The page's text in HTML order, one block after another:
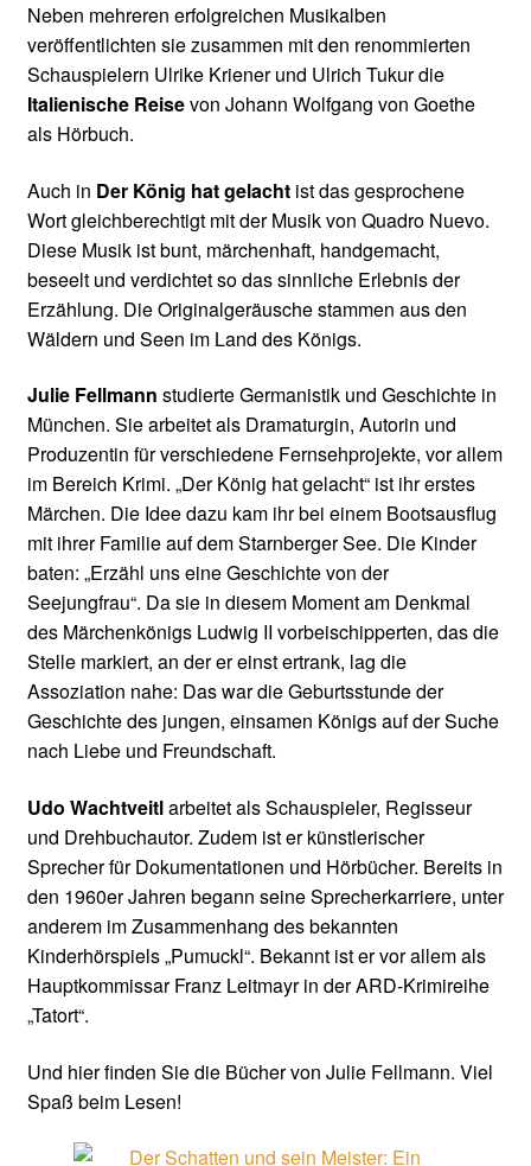
Neben mehreren erfolgreichen Musikalben
veröffentlichten sie zusammen mit den renommierten
Schauspielern Ulrike Kriener und Ulrich Tukur die
Italienische Reisevon Johann Wolfgang von Goethe
als Hörbuch.
Auch in Der König hat gelachtist das gesprochene
Wort gleichberechtigt mit der Musik von Quadro Nuevo.
Diese Musik ist bunt, märchenhaft, handgemacht,
beseelt und verdichtet so das sinnliche Erlebnis der
Erzählung. Die Originalgeräusche stammen aus den
Wäldern und Seen im Land des Königs.
Julie Fellmann studierte Germanistik und Geschichte in
München. Sie arbeitet als Dramaturgin, Autorin und
Produzentin für verschiedene Fernsehprojekte, vor allem
im Bereich Krimi. „Der König hat gelacht“ ist ihr erstes
Märchen. Die Idee dazu kam ihr bei einem Bootsausflug
mit ihrer Familie auf dem Starnberger See. Die Kinder
baten: „Erzähl uns eine Geschichte von der
Seejungfrau“. Da sie in diesem Moment am Denkmal
des Märchenkönigs Ludwig II vorbeischipperten, das die
Stelle markiert, an der er einst ertrank, lag die
Assoziation nahe: Das war die Geburtsstunde der
Geschichte des jungen, einsamen Königs auf der Suche
nach Liebe und Freundschaft.
Udo Wachtveitlarbeitet als Schauspieler, Regisseur
und Drehbuchautor. Zudem ist er künstlerischer
Sprecher für Dokumentationen und Hörbücher. Bereits in
den 1960er Jahren begann seine Sprecherkarriere, unter
anderem im Zusammenhang des bekannten
Kinderhörspiels „Pumuckl“. Bekannt ist er vor allem als
Hauptkommissar Franz Leitmayr in der ARD-Krimireihe
„Tatort“.
Und hier finden Sie die Bücher von Julie Fellmann. Viel
Spaß beim Lesen!